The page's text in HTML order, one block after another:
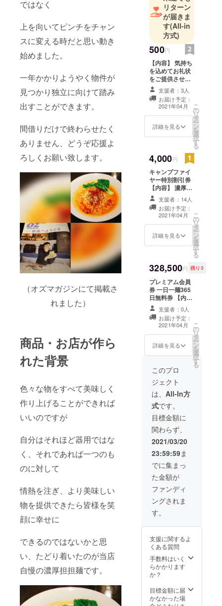
ではなく
上を向いてピンチをチャン
スに変える時だと思い動き
始めました。
一年かかりようやく物件が
見つかり独立に向けて踏み
出すことができます。
間借りだけで終わらせたく
ありません、どうぞ応援よ
ろしくお願い致します。
（オズマガジンにて掲載さ
れました）
商品・お店が作ら
れた背景
色々な物をすべて美味しく
作り上げることができれば
いいのですが
自分はそれほど器用ではな
く、それであれば一つのも
のに対して
情熱を注ぎ、より美味しい
物を提供できたら皆様を笑
顔に幸せに
できるのではないかと思
い、たどり着いたのが当店
自慢の濃厚担担麺です。
きました。
【皆様の笑
顔と感動を
そして驚
き】を与え
れるような
濃厚担担麺
をご提供で
きるように
努めてまい
どうぞよろ
致します。
リターン
が届きま
す(All-in
方式)
500円
【内容】 気持ち
を込めてお礼状
をご提供させて
いただきます。
支援者：3人
お届け予定：
2021年04月
詳細を見る
こ
の
リ
タ
ー
ン
を
選
択
す
る
4,000円
キャンプファイ
ヤー特別割引券
【内容】 濃厚担
担麺・特別割引
券×5枚 （その他
の麺類との交換
は不可・有効期
限は発行日より
6ヵ月）
支援者：14人
お届け予定：
2021年04月
詳細を見る
こ
の
リ
タ
ー
ン
を
選
択
す
る
328,500円 残り3
プレミアム会員
券 一日一麺365
日無料券 【内
容】 麺屋うさぎ
のおすすめセッ
ト 【 濃厚担担
麺＋ごはん＋温
泉たまご 】
（その他の麺類
期限は発行日よ
り365日）
支援者：0人
お届け予定：
2021年04月
詳細を見る
こ
の
リ
タ
ー
ン
を
選
択
す
る
このプロ
ジェクト
は、 All-In方
式です。
目標金額に
関わらず、
2021/03/20
23:59:59ま
でに集まっ
た金額が
ファンディ
ングされま
す。
支援に関するよ
くある質問
手数料はいく
らかかります
か？
目標金額に届
かなかった場